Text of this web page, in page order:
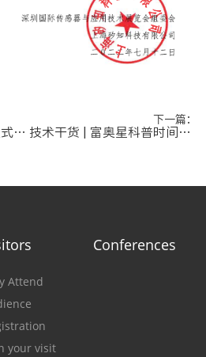
展商访谈|MEMS市场爆发式增长，沃迪科如何成为行业“黑马”？
下一篇：
技术干货 | 富奥星科普时间：5.8GHz和10.525GHz微波雷达的典型差异点
Attend
your visit
Conferences